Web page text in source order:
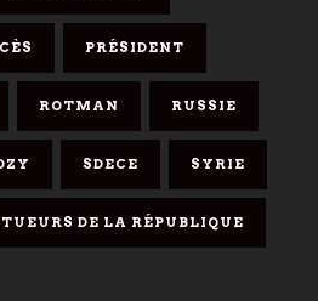
PRÉSIDENT
ROTMAN RUSSIE
SDECE SYRIE
TUEURS DE LA RÉPUBLIQUE